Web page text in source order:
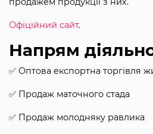
Офіційний сайт.
Напрям
✅ Оптова експортна торгівля
✅ Продаж маточного стада
✅ Продаж молодняку равлика